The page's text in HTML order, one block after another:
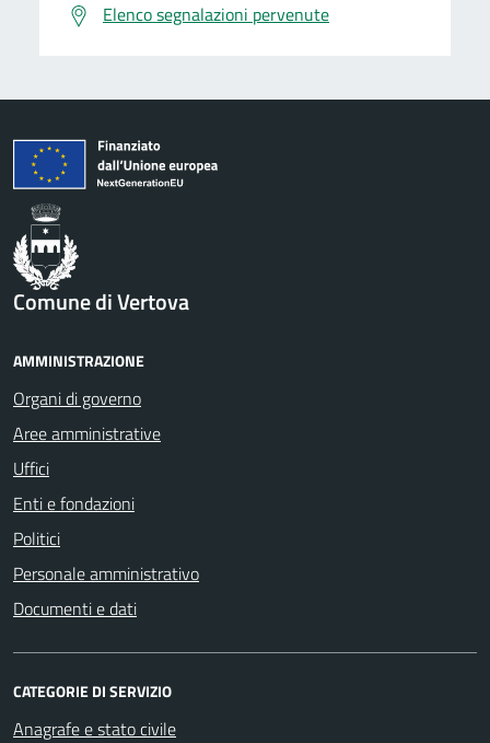
Elenco segnalazioni pervenute
Comune di Vertova
AMMINISTRAZIONE
Organi di governo
Aree amministrative
Uffici
Enti e fondazioni
Politici
Personale amministrativo
Documenti e dati
CATEGORIE DI SERVIZIO
Anagrafe e stato civile